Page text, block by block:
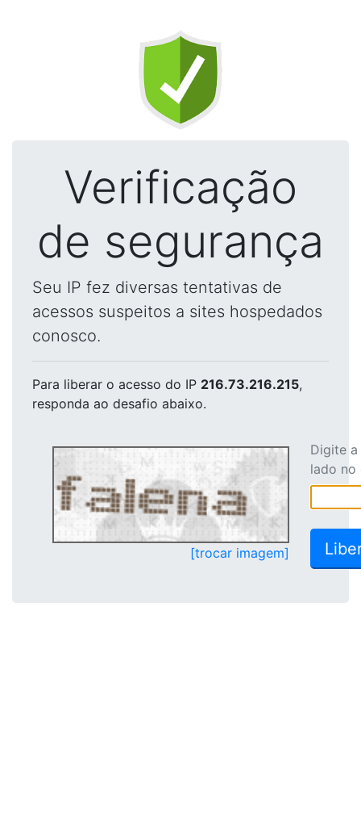
Verificação
de segurança
Seu IP fez diversas tentativas de
acessos suspeitos a sites hospedados
conosco.
Para liberar o acesso do IP 216.73.216.215,
responda ao desafio abaixo.
[trocar imagem]
Digite
lado no